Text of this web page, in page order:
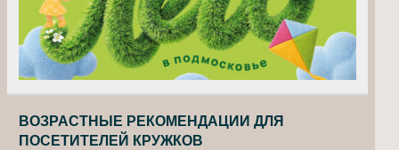
ВОЗРАСТНЫЕ РЕКОМЕНДАЦИИ ДЛЯ
ПОСЕТИТЕЛЕЙ КРУЖКОВ